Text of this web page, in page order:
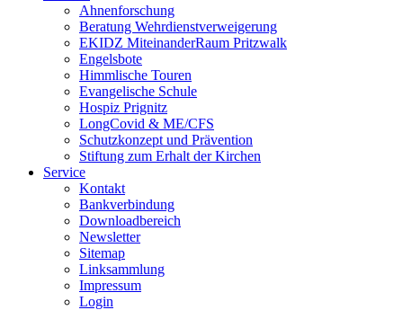
Ahnenforschung
Beratung Wehrdienstverweigerung
EKIDZ MiteinanderRaum Pritzwalk
Engelsbote
Himmlische Touren
Evangelische Schule
Hospiz Prignitz
LongCovid & ME/CFS
Schutzkonzept und Prävention
Stiftung zum Erhalt der Kirchen
Service
Kontakt
Bankverbindung
Downloadbereich
Newsletter
Sitemap
Linksammlung
Impressum
Login